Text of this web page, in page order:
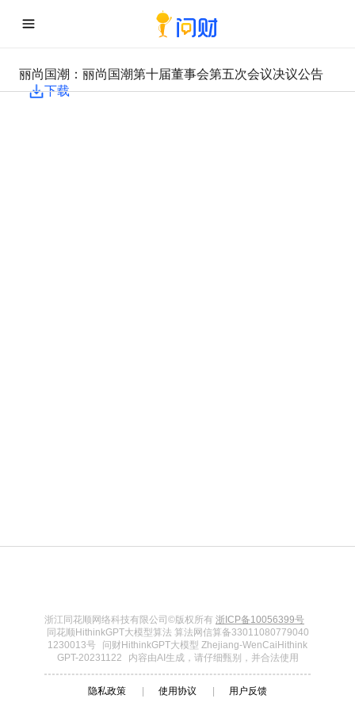
丽尚国潮：丽尚国潮第十届董事会第五次会议决议公告
下载
浙江同花顺网络科技有限公司©版权所有 浙ICP备10056399号
同花顺HithinkGPT大模型算法 算法网信算备33011080779040
1230013号
问财HithinkGPT大模型 Zhejiang-WenCaiHithink
GPT-20231122
内容由AI生成，请仔细甄别，并合法使用
隐私政策 使用协议 用户反馈